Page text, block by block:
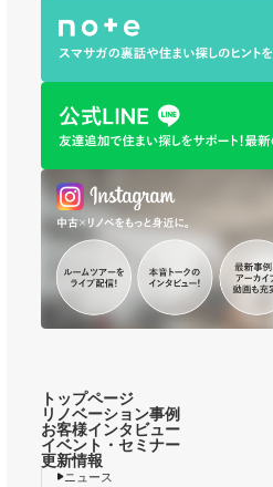
トップページ
リノベーション事例
お客様インタビュー
イベント・セミナー
更新情報
ニュース